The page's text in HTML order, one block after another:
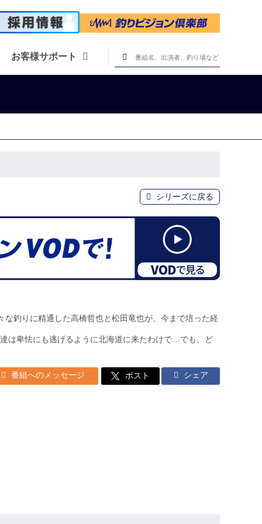
お客様サポート
シリーズに戻る
釣りに精通した高橋哲也と松田竜也が、今まで培った経
は卑怯にも逃げるように北海道に来たわけで…でも、ど
番組へのメッセージ ポスト シェア